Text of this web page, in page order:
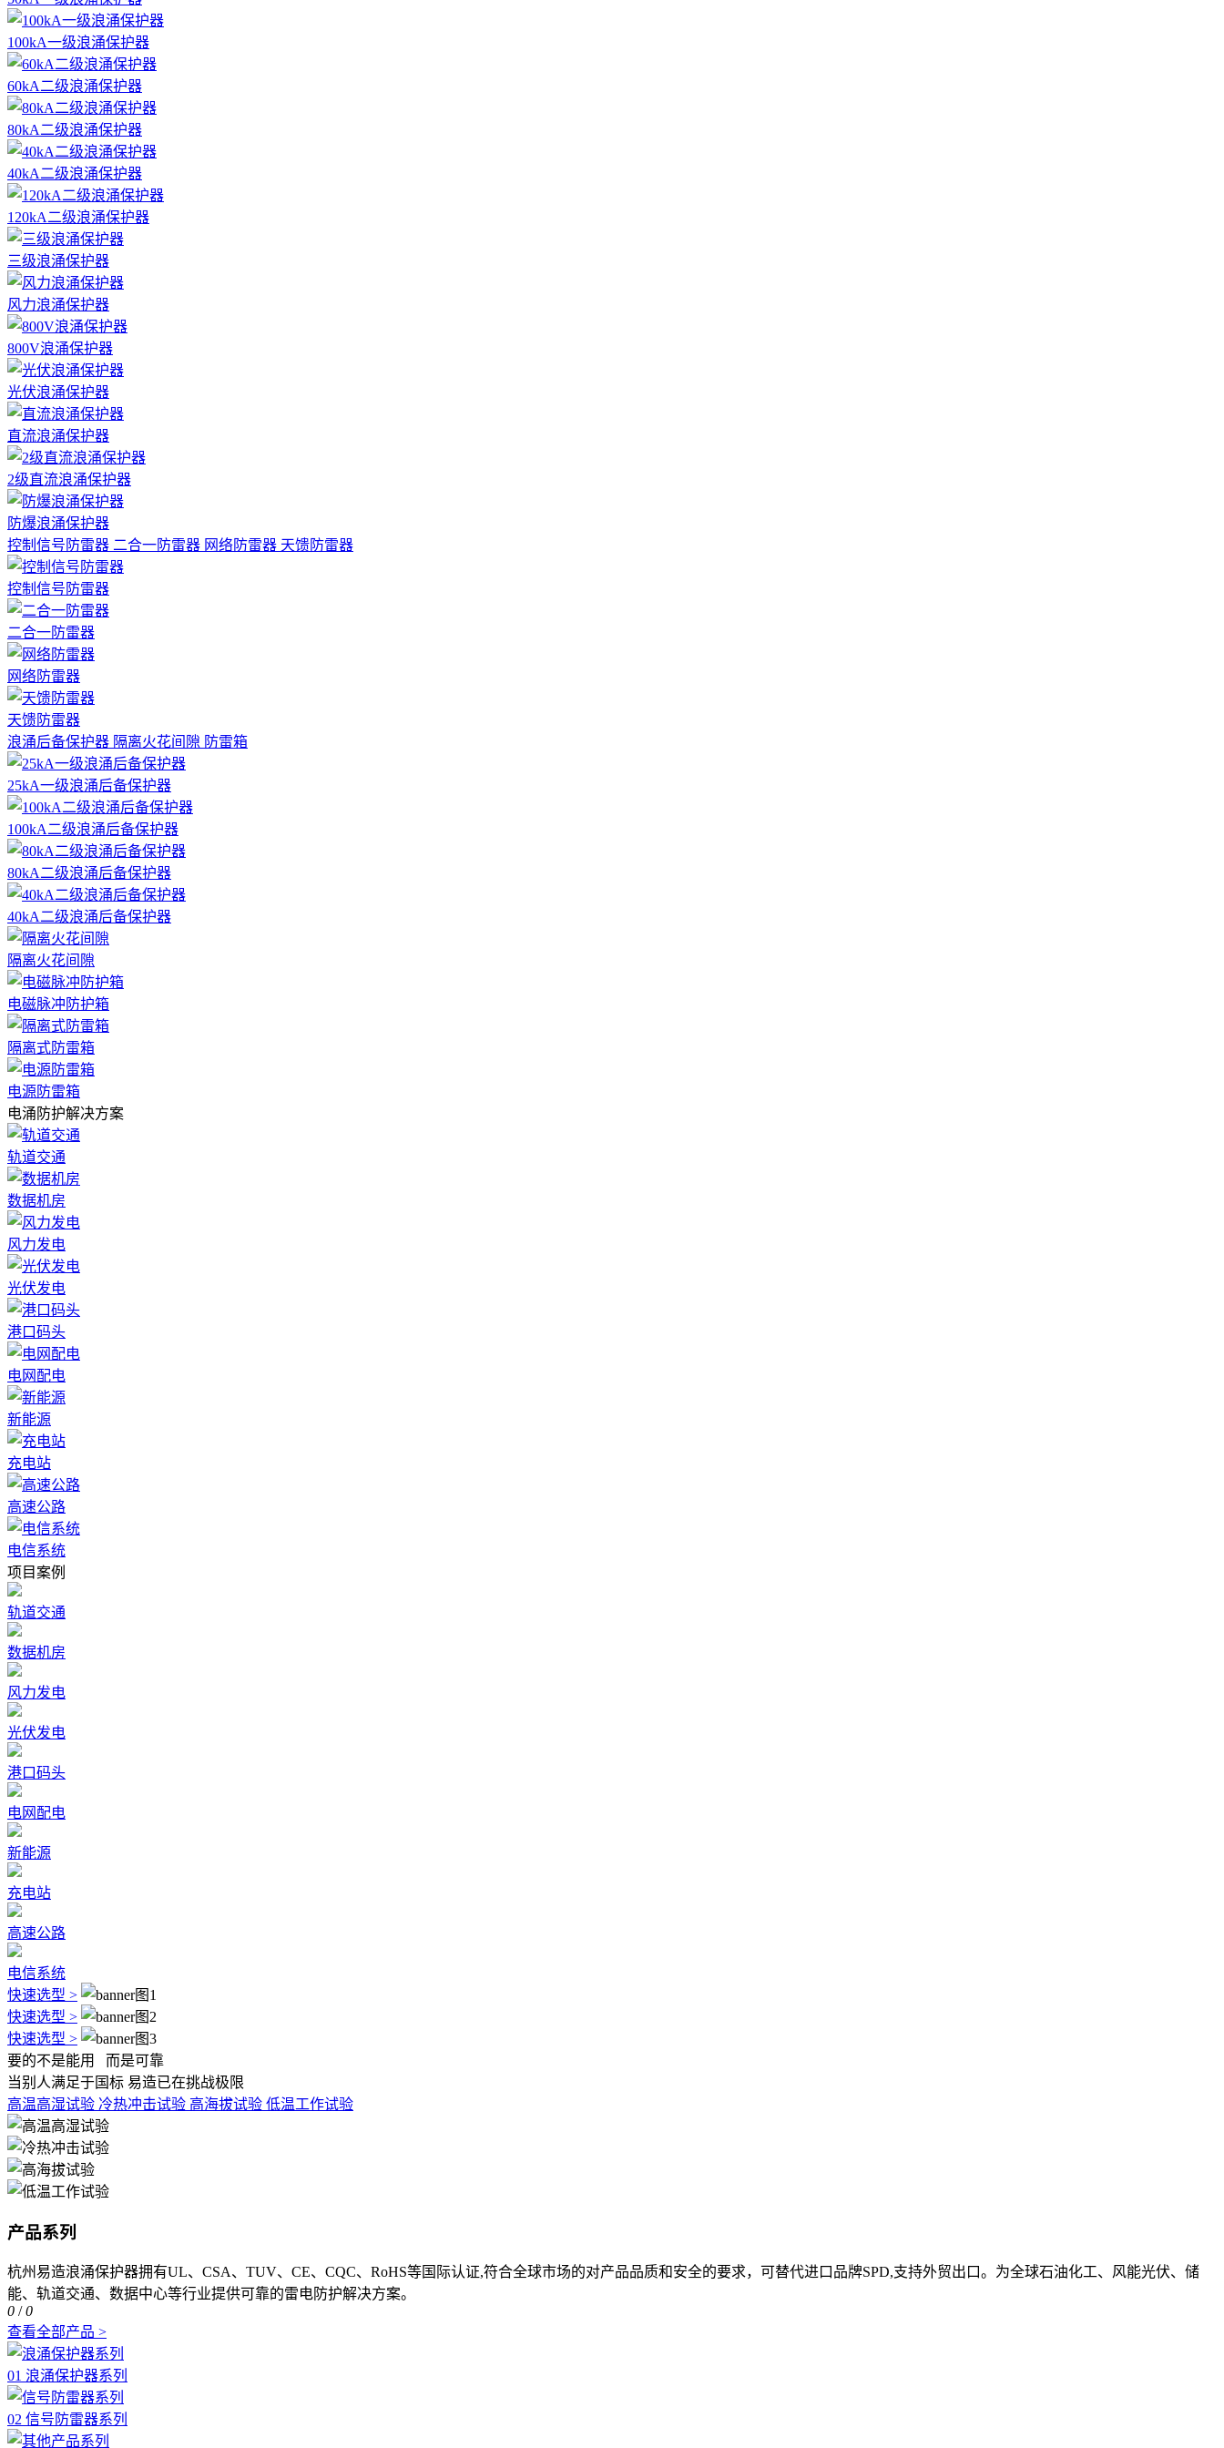
100kA一级浪涌保护器
60kA二级浪涌保护器
80kA二级浪涌保护器
40kA二级浪涌保护器
120kA二级浪涌保护器
三级浪涌保护器
风力浪涌保护器
800V浪涌保护器
光伏浪涌保护器
直流浪涌保护器
2级直流浪涌保护器
防爆浪涌保护器
控制信号防雷器 二合一防雷器 网络防雷器 天馈防雷器
控制信号防雷器
二合一防雷器
网络防雷器
天馈防雷器
浪涌后备保护器 隔离火花间隙 防雷箱
25kA一级浪涌后备保护器
100kA二级浪涌后备保护器
80kA二级浪涌后备保护器
40kA二级浪涌后备保护器
隔离火花间隙
电磁脉冲防护箱
隔离式防雷箱
电源防雷箱
电涌防护解决方案
轨道交通
数据机房
风力发电
光伏发电
港口码头
电网配电
新能源
充电站
高速公路
电信系统
项目案例
轨道交通
数据机房
风力发电
光伏发电
港口码头
电网配电
新能源
充电站
高速公路
电信系统
快速选型 >
快速选型 >
快速选型 >
要的不是能用
而是可靠
当别人满足于国标 易造已在挑战极限
高温高湿试验 冷热冲击试验 高海拔试验 低温工作试验
产品系列
杭州易造浪涌保护器拥有UL、CSA、TUV、CE、CQC、RoHS等国际认证,符合全球市场的对产品品质和安全的要求，可替代进口品牌SPD,支持外贸出口。为全球石油化工、风能光伏、储
能、轨道交通、数据中心等行业提供可靠的雷电防护解决方案。
0 /0
查看全部产品 >
01 浪涌保护器系列
02 信号防雷器系列